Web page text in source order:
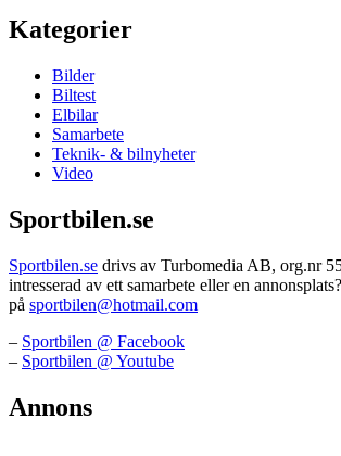
Kategorier
Bilder
Biltest
Elbilar
Samarbete
Teknik- & bilnyheter
Video
Sportbilen.se
Sportbilen.se drivs av Turbomedia AB, org.nr
intresserad av ett samarbete eller en
på sportbilen@hotmail.com
– Sportbilen @ Facebook
– Sportbilen @ Youtube
Annons